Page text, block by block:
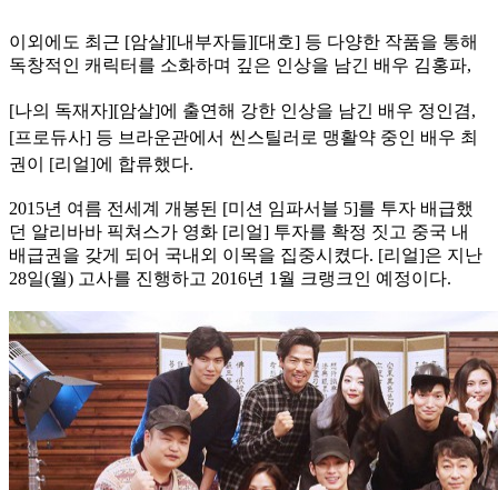
이외에도 최근 [암살][내부자들][대호] 등 다양한 작품을 통해
독창적인 캐릭터를 소화하며 깊은 인상을 남긴 배우 김홍파,
[나의 독재자][암살]에 출연해 강한 인상을 남긴 배우 정인겸,
[프로듀사] 등 브라운관에서 씬스틸러로 맹활약 중인 배우 최
권이 [리얼]에 합류했다.
2015년 여름 전세계 개봉된 [미션 임파서블 5]를 투자 배급했
던 알리바바 픽쳐스가 영화 [리얼] 투자를 확정 짓고 중국 내
배급권을 갖게 되어 국내외 이목을 집중시켰다. [리얼]은 지난
28일(월) 고사를 진행하고 2016년 1월 크랭크인 예정이다.